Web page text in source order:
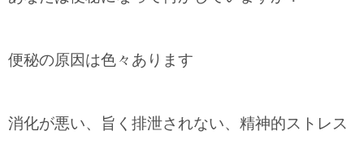
便秘の原因は色々あります
消化が悪い、旨く排泄されない、精神的ストレス